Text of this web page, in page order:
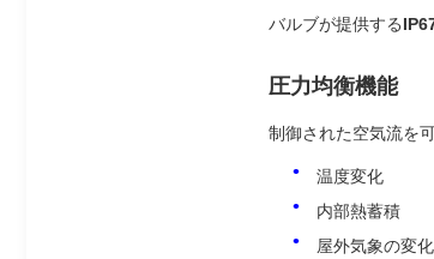
バルブが提供する
圧力均衡機能
制御された空気流を
温度変化
内部熱蓄積
屋外気象の変化